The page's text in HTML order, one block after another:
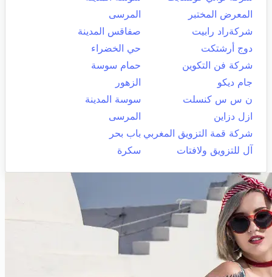
المعرض المختبر
المرسى
شركةراد رابيت
صفاقس المدينة
دوج أرشتكت
حي الخضراء
شركة فن التكوين
حمام سوسة
جام ديكو
الزهور
ن س س كنسلت
سوسة المدينة
ازل دزاين
المرسى
شركة قمة التزويق المغربي باب بحر
آل للتزويق ولافتات
سكرة